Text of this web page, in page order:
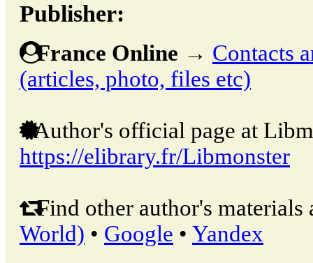
Publisher:
France Online → Contacts
(articles, photo, files etc)
Author's official page at
https://elibrary.fr/Libmonster
Find other author's materials
World) • Google • Yandex